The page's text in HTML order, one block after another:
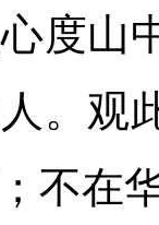
度山
。观
不在